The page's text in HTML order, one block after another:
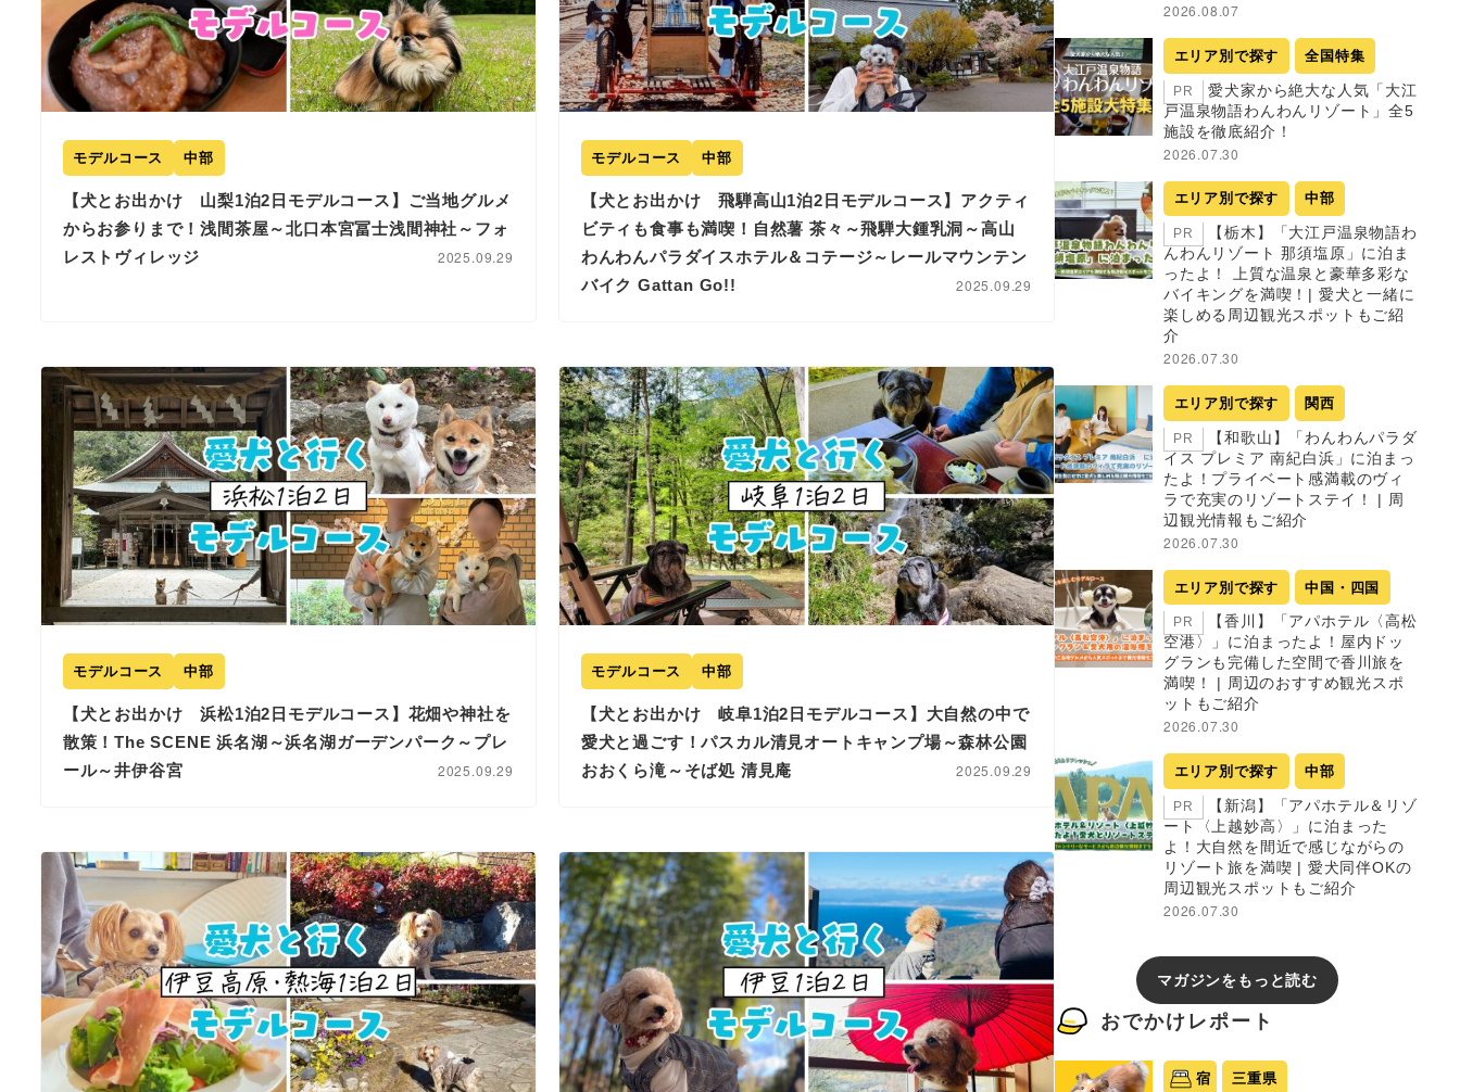
モデルコース 中部
【犬とお出かけ 山梨1泊2日モデルコース】ご当地グルメ
からお参りまで！浅間茶屋～北口本宮冨士浅間神社～フォ
レストヴィレッジ
2025.09.29
モデルコース 中部
【犬とお出かけ 飛騨高山1泊2日モデルコース】アクティ
ビティも食事も満喫！自然薯 茶々～飛騨大鍾乳洞～高山
わんわんパラダイスホテル＆コテージ～レールマウンテン
バイク Gattan Go!!
2025.09.29
モデルコース 中部
【犬とお出かけ 浜松1泊2日モデルコース】花畑や神社を
散策！The SCENE 浜名湖～浜名湖ガーデンパーク～プレ
ール～井伊谷宮
2025.09.29
モデルコース 中部
【犬とお出かけ 岐阜1泊2日モデルコース】大自然の中で
愛犬と過ごす！パスカル清見オートキャンプ場～森林公園
おおくら滝～そば処 清見庵
2025.09.29
2026.08.07
エリア別で探す 全国特集
PR
愛犬家から絶大な人気「大江
戸温泉物語わんわんリゾート」全5
施設を徹底紹介！
2026.07.30
エリア別で探す 中部
PR
【栃木】「大江戸温泉物語わ
んわんリゾート 那須塩原」に泊ま
ったよ！ 上質な温泉と豪華多彩な
バイキングを満喫！| 愛犬と一緒に
楽しめる周辺観光スポットもご紹
介
2026.07.30
エリア別で探す 関西
PR
【和歌山】「わんわんパラダ
イス プレミア 南紀白浜」に泊まっ
たよ！プライベート感満載のヴィ
ラで充実のリゾートステイ！ | 周
辺観光情報もご紹介
2026.07.30
エリア別で探す 中国・四国
PR
【香川】「アパホテル〈高松
空港〉」に泊まったよ！屋内ドッ
グランも完備した空間で香川旅を
満喫！ | 周辺のおすすめ観光スポ
ットもご紹介
2026.07.30
エリア別で探す 中部
PR
【新潟】「アパホテル＆リゾ
ート〈上越妙高〉」に泊まった
よ！大自然を間近で感じながらの
リゾート旅を満喫 | 愛犬同伴OKの
周辺観光スポットもご紹介
2026.07.30
マガジンをもっと読む
おでかけレポート
宿 三重県